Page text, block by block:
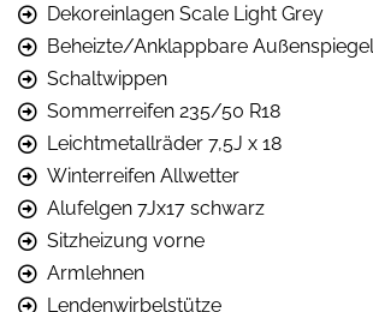
Dekoreinlagen Scale Light Grey
Beheizte/Anklappbare Außenspiegel
Schaltwippen
Sommerreifen 235/50 R18
Leichtmetallräder 7,5J x 18
Winterreifen Allwetter
Alufelgen 7Jx17 schwarz
Sitzheizung vorne
Armlehnen
Lendenwirbelstütze